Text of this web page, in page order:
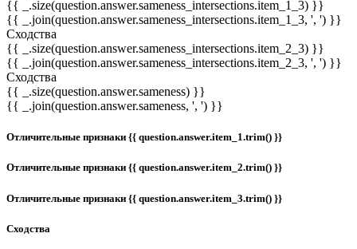
{{ _.size(question.answer.sameness_intersections.item_1_3) }}
{{ _.join(question.answer.sameness_intersections.item_1_3, ', ') }}
Сходства
{{ _.size(question.answer.sameness_intersections.item_2_3) }}
{{ _.join(question.answer.sameness_intersections.item_2_3, ', ') }}
Сходства
{{ _.size(question.answer.sameness) }}
{{ _.join(question.answer.sameness, ', ') }}
Отличительные признаки {{ question.answer.item_1.trim() }}
Отличительные признаки {{ question.answer.item_2.trim() }}
Отличительные признаки {{ question.answer.item_3.trim() }}
Сходства